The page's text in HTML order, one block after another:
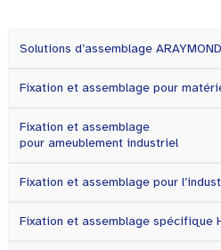
Solutions d’assemblage ARAYMOND
Fixation et assemblage pour
Fixation et assemblage
pour ameublement industriel
Fixation et assemblage pour
Fixation et assemblage spécifique